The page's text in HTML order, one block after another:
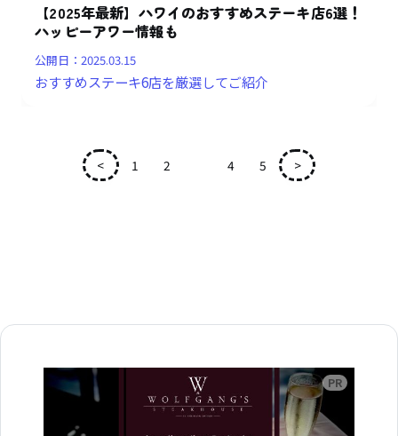
【2025年最新】ハワイのおすすめステーキ店6選！
ハッピーアワー情報も
公開日：2025.03.15
おすすめステーキ6店を厳選してご紹介
< 1 2 4 5 >
広告